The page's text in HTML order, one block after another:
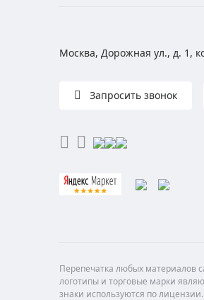
Москва, Дорожная ул., д. 1,
Запросить звонок
Перепечатка любых материалов
логотипы и торговые марки
знаки используются по